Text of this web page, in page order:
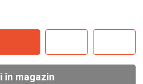
în magazin